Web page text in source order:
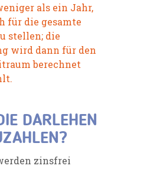
als ein Jahr,
für die gesamte
stellen; die
wird dann für den
berechnet
DARLEHEN
zinsfrei